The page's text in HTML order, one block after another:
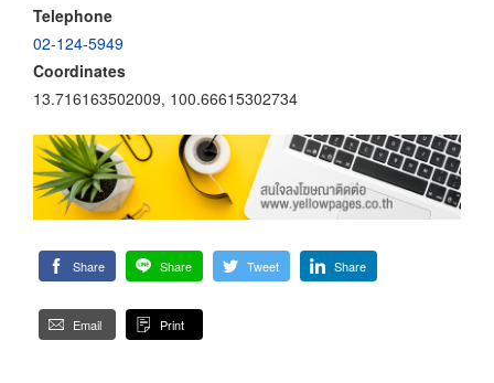
Telephone
02-124-5949
Coordinates
13.716163502009, 100.66615302734
Share Share Tweet Share
Email Print